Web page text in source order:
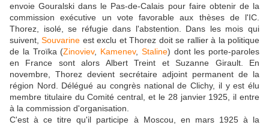
envoie Gouralski dans le Pas-de-Calais pour faire obtenir de la
commission exécutive un vote favorable aux thèses de l'IC.
Thorez, isolé, se réfugie dans l'abstention. Dans les mois qui
suivent,Souvarine est exclu et Thorez doit se rallier à la politique
de la Troïka (Zinoviev, Kamenev, Staline) dont les porte-paroles
en France sont alors Albert Treint et Suzanne Girault. En
novembre, Thorez devient secrétaire adjoint permanent de la
région Nord. Délégué au congrès national de Clichy, il y est élu
membre titulaire du Comité central, et le 28 janvier 1925, il entre
à la commission d'organisation.
C'est à ce titre qu'il participe à Moscou, en mars 1925 à la